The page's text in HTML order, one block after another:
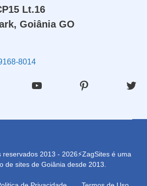
Lt.16
Goiânia GO
8014
Youtube Pinterest
2013 - 2026⚡ZagSites é uma
de sites de Goiânia desde 2013.